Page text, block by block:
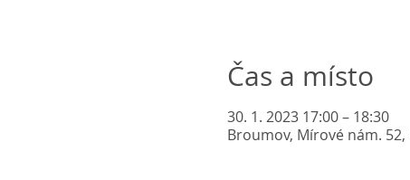
Čas a místo
30. 1. 2023 17:00 – 18:30
Broumov, Mírové nám. 52,